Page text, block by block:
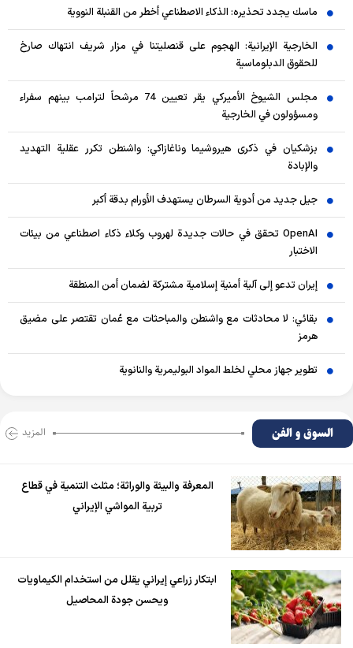
ماسك يجدد تحذيره: الذكاء الاصطناعي أخطر من القنبلة النووية
الخارجية الإيرانية: الهجوم على قنصليتنا في مزار شريف انتهاك صارخ
للحقوق الدبلوماسية
مجلس الشيوخ الأميركي يقر تعيين 74 مرشحاً لترامب بينهم سفراء
ومسؤولون في الخارجية
بزشكيان في ذكرى هيروشيما وناغازاكي: واشنطن تكرر عقلية التهديد
والإبادة
جيل جديد من أدوية السرطان يستهدف الأورام بدقة أكبر
OpenAI تحقق في حالات جديدة لهروب وكلاء ذكاء اصطناعي من بيئات
الاختبار
إيران تدعو إلى آلية أمنية إسلامية مشتركة لضمان أمن المنطقة
بقائي: لا محادثات مع واشنطن والمباحثات مع عُمان تقتصر على مضيق
هرمز
تطوير جهاز محلي لخلط المواد البوليمرية والنانوية
السوق و الفن المزید
المعرفة والبيئة والوراثة؛ مثلث التنمية في قطاع
تربية المواشي الإيراني
ابتكار زراعي إيراني يقلل من استخدام الكيماويات
ويحسن جودة المحاصيل